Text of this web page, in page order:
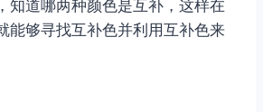
知道哪两种颜色是互补，这样在
能够寻找互补色并利用互补色来